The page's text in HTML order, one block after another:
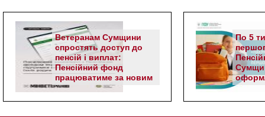
Ветеранам Сумщини
спростять доступ до
пенсій і виплат:
Пенсійний фонд
працюватиме за новим
алгоритмом
По 5